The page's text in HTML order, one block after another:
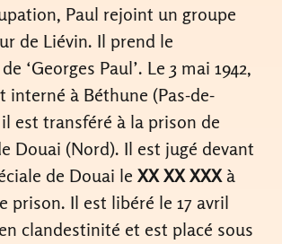
Paul rejoint un groupe
de Liévin. Il prend le
‘Georges Paul’. Le 3 mai 1942,
interné à Béthune (Pas-de-
est transféré à la prison de
Douai (Nord). Il est jugé devant
de Douai leXX XX XXXà
prison. Il est libéré le 17 avril
clandestinité et est placé sous